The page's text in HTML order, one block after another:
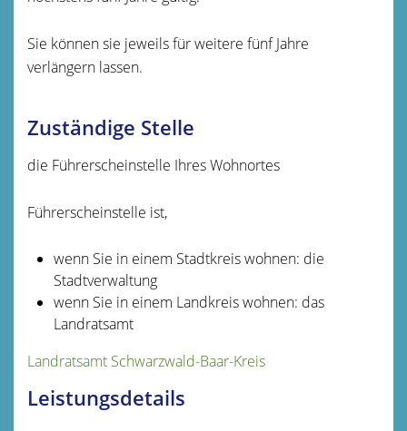
Sie können sie jeweils für weitere fünf Jahre
verlängern lassen.
Zuständige Stelle
die Führerscheinstelle Ihres Wohnortes
Führerscheinstelle ist,
wenn Sie in einem Stadtkreis wohnen: die
Stadtverwaltung
wenn Sie in einem Landkreis wohnen: das
Landratsamt
Landratsamt Schwarzwald-Baar-Kreis
Leistungsdetails